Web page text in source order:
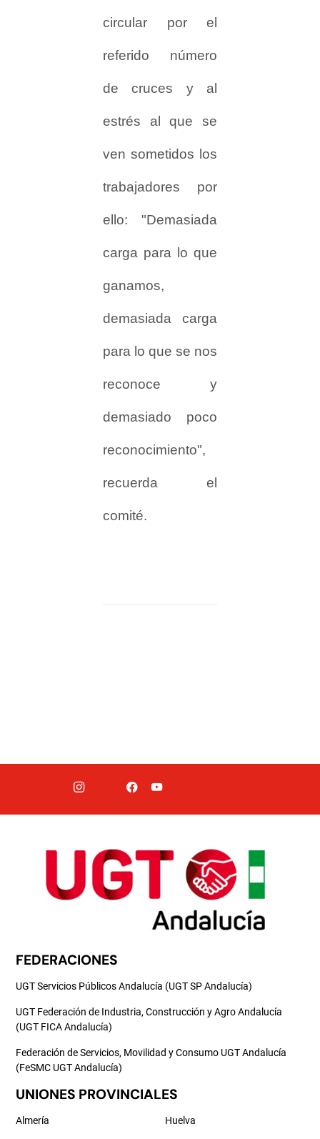
circular por el
referido número
de cruces y al
estrés al que se
ven sometidos los
trabajadores por
ello: "Demasiada
carga para lo que
ganamos,
demasiada carga
para lo que se nos
reconoce y
demasiado poco
reconocimiento",
recuerda el
comité.
FEDERACIONES
UGT Servicios Públicos Andalucía (UGT SP Andalucía)
UGT Federación de Industria, Construcción y Agro Andalucía
(UGT FICA Andalucía)
Federación de Servicios, Movilidad y Consumo UGT Andalucía
(FeSMC UGT Andalucía)
UNIONES PROVINCIALES
Almería Huelva